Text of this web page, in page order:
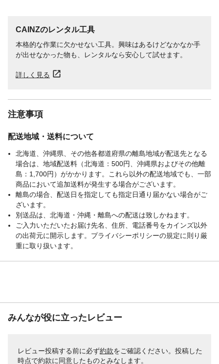
CAINZのレンタル工具
本格的な作業に欠かせない工具。興味はあるけどなかなか手
が出せなかった物も、レンタルなら安心して試せます。
詳しく見る
注意事項
配送地域・送料について
北海道、沖縄県、その他各都道府県の離島地域が配送先となる
場合は、地域配送料（北海道：500円、沖縄県およびその他離
島：1,700円）がかかります。これら以外の配送地域でも、一部
商品において追加送料が発生する場合がございます。
離島の場合、配送日を指定しても指定日通り届かない場合がご
ざいます。
別送品は、北海道・沖縄・離島への配送は致しかねます。
ご入力いただいたお届け先名、住所、電話番号をカインズ以外
の出荷元に開示します。プライバシーポリシーの規定に則り厳
重に取り扱います。
みんなが役に立ったレビュー
レビュー投稿する前に必ず約款をご確認ください。投稿した
時点で約款に同意したものとみなします。